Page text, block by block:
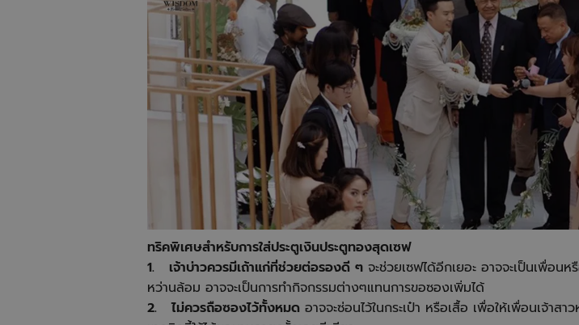
ทริคพิเศษสำหรับการใส่ประตูเงินประตูทองสุดเซฟ
1. เจ้าบ่าวควรมีเถ้าแก่ที่ช่วยต่อรองดี ๆ จะช่วยเซฟได้อีกเยอะ อาจจะเป็นเพื่อ
หว่านล้อม อาจจะเป็นการทำกิจกรรมต่างๆแทนการขอซองเพิ่มได้
2. ไม่ควรถือซองไว้ทั้งหมด อาจจะซ่อนไว้ในกระเป๋า หรือเสื้อ เพื่อให้เพื่อนเจ้า